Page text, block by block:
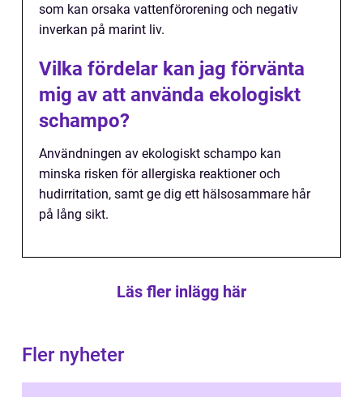
som kan orsaka vattenförorening och negativ
inverkan på marint liv.
Vilka fördelar kan jag förvänta
mig av att använda ekologiskt
schampo?
Användningen av ekologiskt schampo kan
minska risken för allergiska reaktioner och
hudirritation, samt ge dig ett hälsosammare hår
på lång sikt.
Läs fler inlägg här
Fler nyheter